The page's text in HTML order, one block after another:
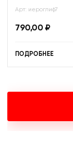
Арт: иероглиф7
790,00 ₽
ПОДРОБНЕЕ